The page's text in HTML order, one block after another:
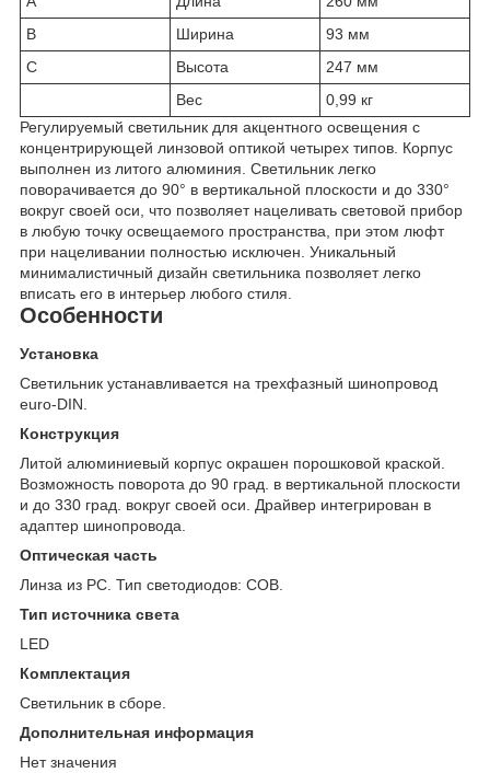
B
Ширина
93 мм
C
Высота
247 мм
Вес
0,99 кг
Регулируемый светильник для акцентного освещения с
концентрирующей линзовой оптикой четырех типов. Корпус
выполнен из литого алюминия. Светильник легко
поворачивается до 90° в вертикальной плоскости и до 330°
вокруг своей оси, что позволяет нацеливать световой прибор
в любую точку освещаемого пространства, при этом люфт
при нацеливании полностью исключен. Уникальный
минималистичный дизайн светильника позволяет легко
вписать его в интерьер любого стиля.
Особенности
Установка
Светильник устанавливается на трехфазный шинопровод
euro-DIN.
Конструкция
Литой алюминиевый корпус окрашен порошковой краской.
Возможность поворота до 90 град. в вертикальной плоскости
и до 330 град. вокруг своей оси. Драйвер интегрирован в
адаптер шинопровода.
Оптическая часть
Линза из PC. Тип светодиодов: COB.
Тип источника света
LED
Комплектация
Светильник в сборе.
Дополнительная информация
Нет значения